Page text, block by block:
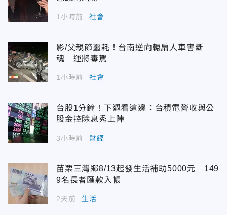
1小時前 社會
影/父親節噩耗！台南逆向輾扁人車害斷
魂 運將毒駕
1小時前 社會
台股1分鐘！下週看這邊：台積電營收與公
股金控除息秀上陣
3小時前 財經
苗栗三灣鄉8/13起發生活補助5000元 149
9名長者匯款入帳
2天前 生活